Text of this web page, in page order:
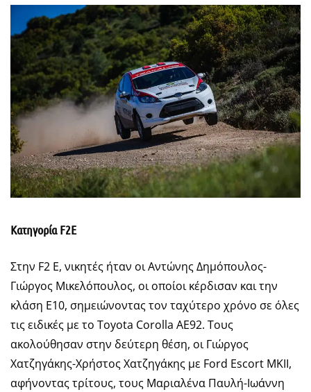
Κατηγορία F2E
Στην F2 E, νικητές ήταν οι Αντώνης Δημόπουλος-
Γιώργος Μικελόπουλος, οι οποίοι κέρδισαν και την
κλάση Ε10, σημειώνοντας τον ταχύτερο χρόνο σε όλες
τις ειδικές με το Toyota Corolla AE92. Τους
ακολούθησαν στην δεύτερη θέση, οι Γιώργος
Χατζηγάκης-Χρήστος Χατζηγάκης με Ford Escort MKII,
αφήνοντας τρίτους, τους Μαριαλένα Παυλή-Ιωάννη